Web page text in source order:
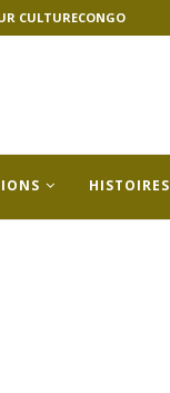
CULTURECONGO
HISTOIRES